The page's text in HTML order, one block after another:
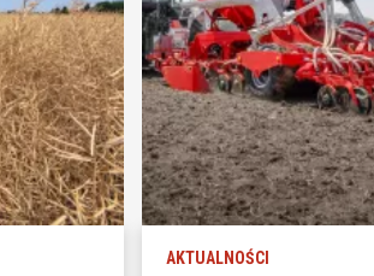
AKTUALNOŚCI